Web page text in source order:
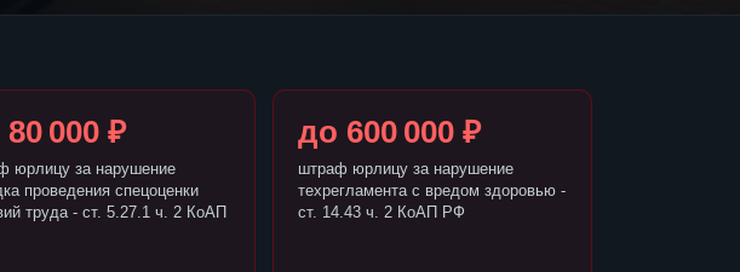
000 ₽
юрлицу за нарушение
проведения спецоценки
труда - ст. 5.27.1 ч. 2 КоАП
до 600 000 ₽
штраф юрлицу за нарушение
техрегламента с вредом здоровью -
ст. 14.43 ч. 2 КоАП РФ